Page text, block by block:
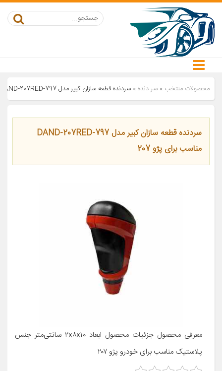
محصولات منتخب » سر دنده» سردنده قطعه سازان کبیر مدل DAND-207RED-797 مناسب برای پژو 207
سردنده قطعه سازان کبیر مدل DAND-207RED-797
مناسب برای پژو 207
معرفی محصول جزئیات محصول ابعاد ۲x۸x۱۰ سانتی‌متر جنس
پلاستیک مناسب برای خودرو پژو ۲۰۷